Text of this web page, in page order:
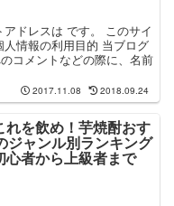
ドレスは です。 このサイ
情報の利用目的 当ブログ
コメントなどの際に、名前
2017.11.08 2018.09.24
れを飲め！芋焼酎おす
ジャンル別ランキング
心者から上級者まで